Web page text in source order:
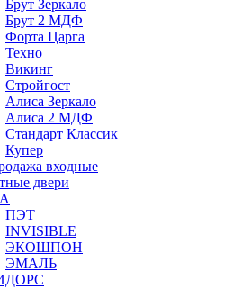
Брут Зеркало
Брут 2 МДФ
Форта Царга
Техно
Викинг
Стройгост
Алиса Зеркало
Алиса 2 МДФ
Стандарт Классик
Купер
входные
двери
ПЭТ
INVISIBLE
ЭКОШПОН
ЭМАЛЬ